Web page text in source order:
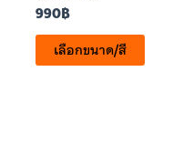
ให้
คะแนน
0
ตั้งแต่
5
990฿
เลือกขนาด/สี